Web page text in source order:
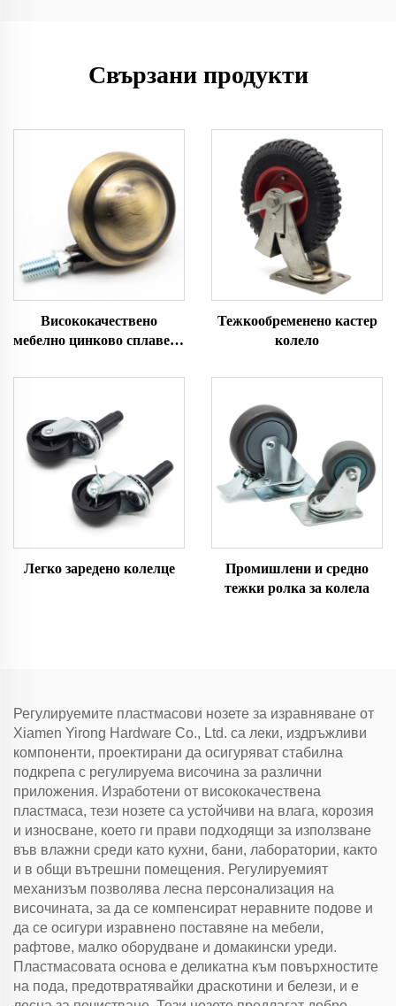
Свързани продукти
Висококачествено
мебелно цинково сплавено
Тежкообременено кастер
колело
Легко заредено колелце
Промишлени и средно
тежки ролка за колела
Регулируемите пластмасови нозете за изравняване от
Xiamen Yirong Hardware Co., Ltd. са леки, издръжливи
компоненти, проектирани да осигуряват стабилна
подкрепа с регулируема височина за различни
приложения. Изработени от висококачествена
пластмаса, тези нозете са устойчиви на влага, корозия
и износване, което ги прави подходящи за използване
във влажни среди като кухни, бани, лаборатории, както
и в общи вътрешни помещения. Регулируемият
механизъм позволява лесна персонализация на
височината, за да се компенсират неравните подове и
да се осигури изравнено поставяне на мебели,
рафтове, малко оборудване и домакински уреди.
Пластмасовата основа е деликатна към повърхностите
на пода, предотвратявайки драскотини и белези, и е